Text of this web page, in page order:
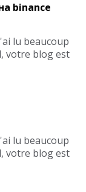
binance
lu beaucoup
votre blog est
lu beaucoup
votre blog est